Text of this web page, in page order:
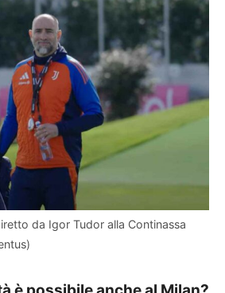
da Igor Tudor alla Continassa